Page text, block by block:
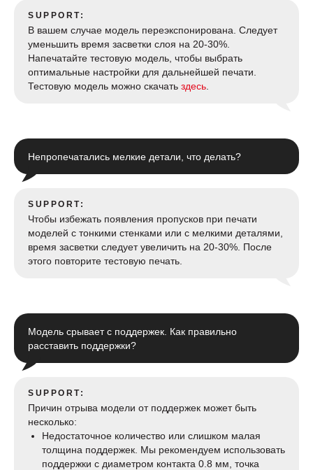
SUPPORT:
В вашем случае модель переэкспонирована. Следует
уменьшить время засветки слоя на 20-30%.
Напечатайте тестовую модель, чтобы выбрать
оптимальные настройки для дальнейшей печати.
Тестовую модель можно скачать здесь
Непропечатались мелкие детали, что делать?
SUPPORT:
Чтобы избежать появления пропусков при печати
моделей с тонкими стенками или с мелкими деталями,
время засветки следует увеличить на 20-30%. После
этого повторите тестовую печать.
Модель срывает с поддержек. Как правильно
расставить поддержки?
SUPPORT:
Причин отрыва модели от поддержек может быть
несколько:
Недостаточное количество или слишком малая
толщина поддержек. Мы рекомендуем использовать
поддержки с диаметром контакта 0.8 мм, точка